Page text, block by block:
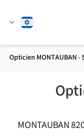
שנהעברית
Opticien MONTAUBAN -
82000